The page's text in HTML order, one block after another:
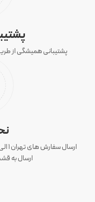
پشتیبانی همیشگی از
ارسال به